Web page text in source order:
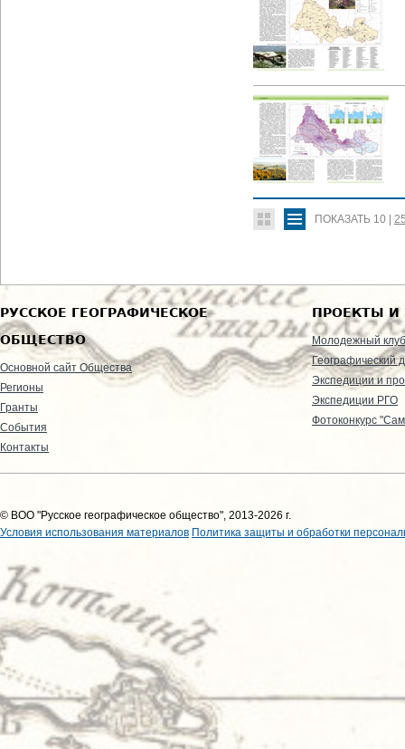
ПОКАЗАТЬ 10
РУССКОЕ ГЕОГРАФИЧЕСКОЕ
ОБЩЕСТВО
Основной сайт Общества
Регионы
Гранты
События
Контакты
ПРОЕКТЫ И
Молодежный клуб
Географический
Экспедиции и
Экспедиции РГО
Фотоконкурс
© ВОО "Русское географическое общество", 2013-2026 г.
Условия использования материалов Политика защиты и обработки